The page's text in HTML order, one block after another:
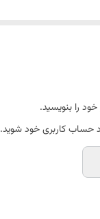
را بنویسید.
حساب کاربری خود شوید.